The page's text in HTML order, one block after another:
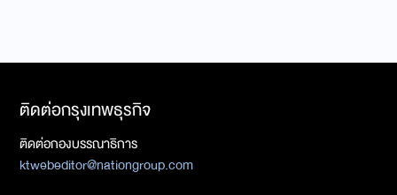
ติดต่อกรุงเทพธุรกิจ
ติดต่อกองบรรณาธิการ
ktwebeditor@nationgroup.com